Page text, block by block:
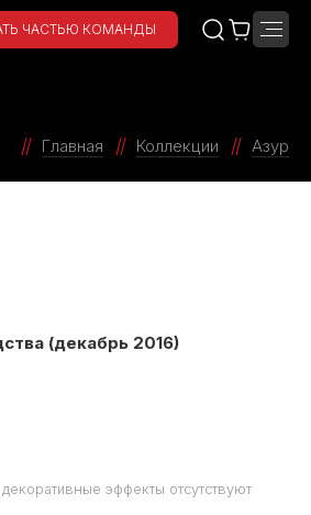
ЧАСТЬЮ КОМАНДЫ
Главная Коллекции Азур
(декабрь 2016)
эффекты отсутствуют